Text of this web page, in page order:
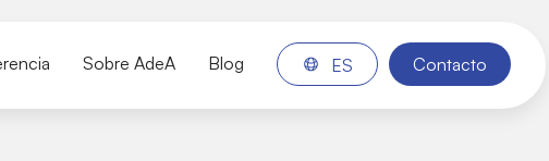
Sobre AdeA Blog ES Contacto